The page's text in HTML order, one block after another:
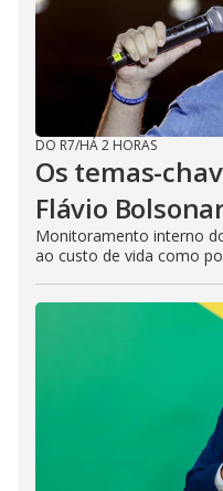
DO R7/HÁ 2 HORAS
Os temas-
Flávio
Monitoramento interno
ao custo de vida como